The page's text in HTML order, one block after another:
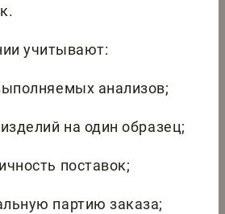
учитывают:
анализов;
на один образец;
поставок;
партию заказа;